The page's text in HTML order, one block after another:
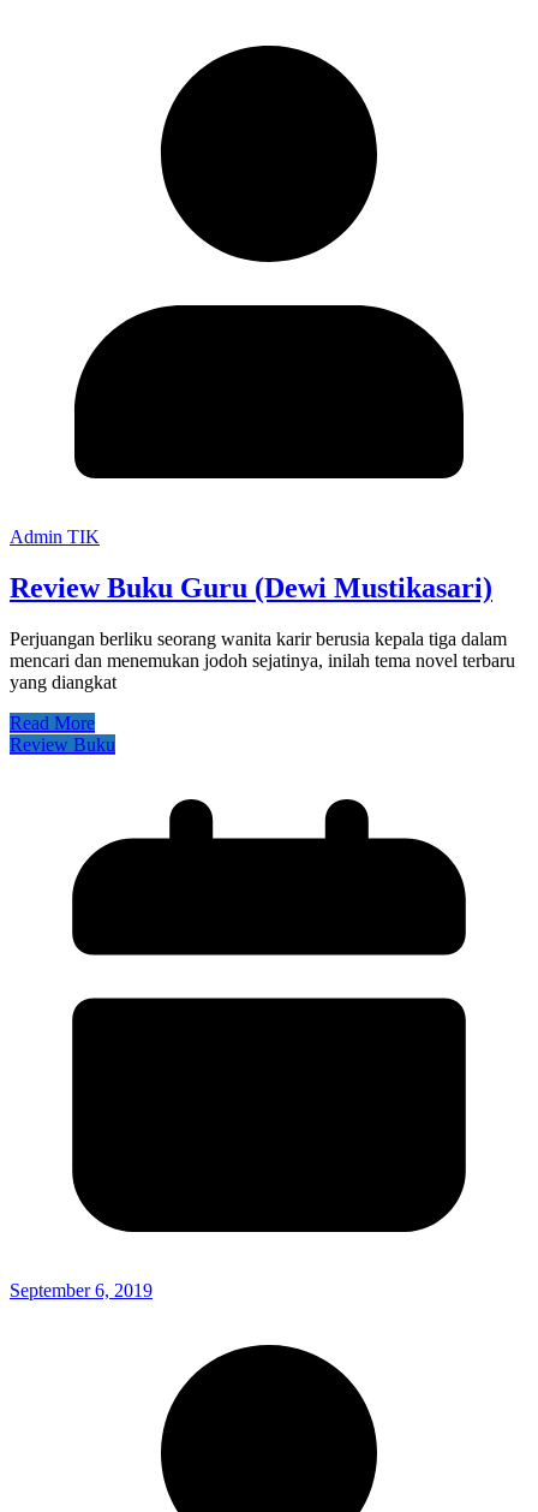
Admin TIK
Review Buku Guru (Dewi Mustikasari)
Perjuangan berliku seorang wanita karir berusia kepala tiga dalam
mencari dan menemukan jodoh sejatinya, inilah tema novel terbaru
yang diangkat
Read More
Review Buku
September 6, 2019